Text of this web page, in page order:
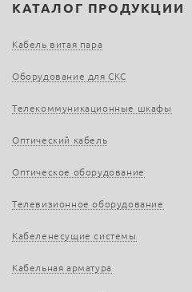
КАТАЛОГ ПРОДУКЦИИ
Кабель витая пара
Оборудование для СКС
Телекоммуникационные шкафы
Оптический кабель
Оптическое оборудование
Телевизионное оборудование
Кабеленесущие системы
Кабельная арматура